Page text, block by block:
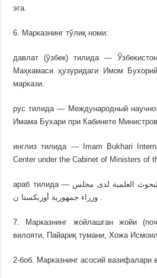
эга.
6. Марказнинг тўлиқ номи:
давлат (ўзбек) тилида —
Маҳкамаси ҳузуридаги Имом
маркази.
рус тилида — Международный научно-
Имама Бухари при Кабинете Министров
инглиз тилида — Imam Bukhari
Center under the Cabinet of Ministers of
араб тилида — مركز الامام البخاري الدولي للبحوث العلمية لدى مجلس
7. Марказнинг жойлашган жойи
вилояти, Пайариқ тумани, Хожа
2-боб. Марказнинг асосий вазифалари